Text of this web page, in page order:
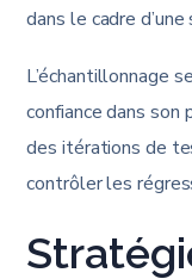
dans le cadre
L’échantillonnage
confiance dans
des itérations de
contrôler les